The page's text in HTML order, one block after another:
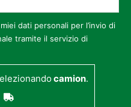
dati personali per l’invio di
tramite il servizio di
camion.